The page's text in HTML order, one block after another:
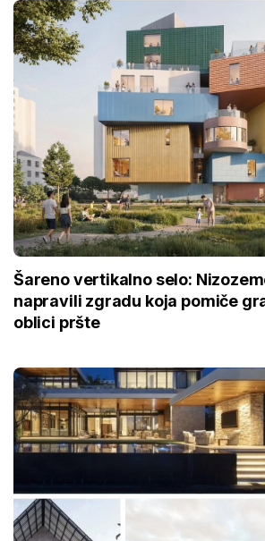
Šareno vertikalno selo:
napravili zgradu koja pomiče
oblici pršte